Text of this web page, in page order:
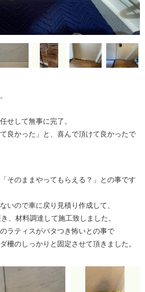
せして無事に完了。
良かった」と、喜んで頂けて良かったで
そのままやってもらえる？」との事です
いので車に戻り見積り作成して、
、材料調達して施工致しました。
ラティスがバタつき怖いとの事で
柵のしっかりと固定させて頂きました。